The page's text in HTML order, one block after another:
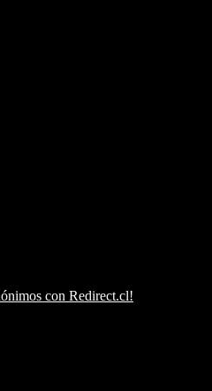
con Redirect.cl!